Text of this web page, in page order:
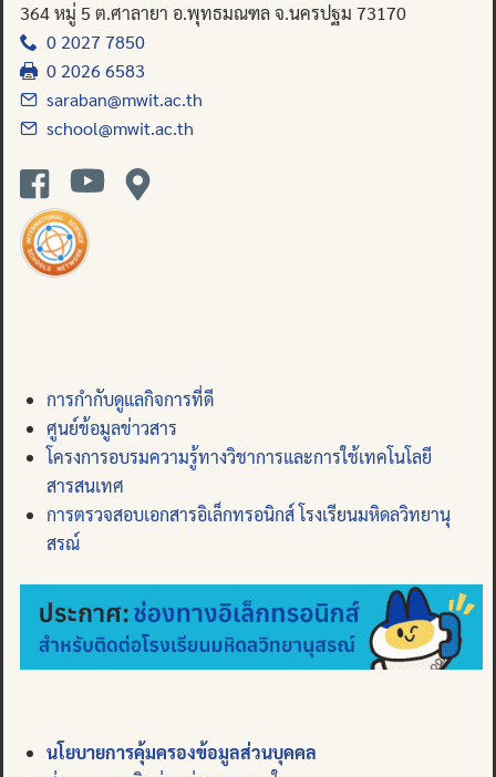
364 หมู่ 5 ต.ศาลายา อ.พุทธมณฑล จ.นครปฐม 73170
0 2027 7850
0 2026 6583
saraban@mwit.ac.th
school@mwit.ac.th
การกำกับดูแลกิจการที่ดี
ศูนย์ข้อมูลข่าวสาร
โครงการอบรมความรู้ทางวิชาการและการใช้เทคโนโลยี
สารสนเทศ
การตรวจสอบเอกสารอิเล็กทรอนิกส์ โรงเรียนมหิดลวิทยานุ
สรณ์
นโยบายการคุ้มครองข้อมูลส่วนบุคคล